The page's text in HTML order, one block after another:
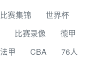
比赛集锦
世界杯
比赛录像
德甲
法甲 CBA
76人